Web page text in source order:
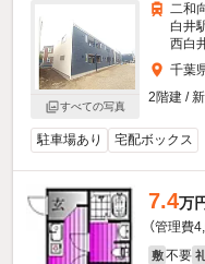
すべての写真
二和
白井
西白
千葉
2階建 /
駐車場あり 宅配ボックス
7.4万
（管理費
敷 不要